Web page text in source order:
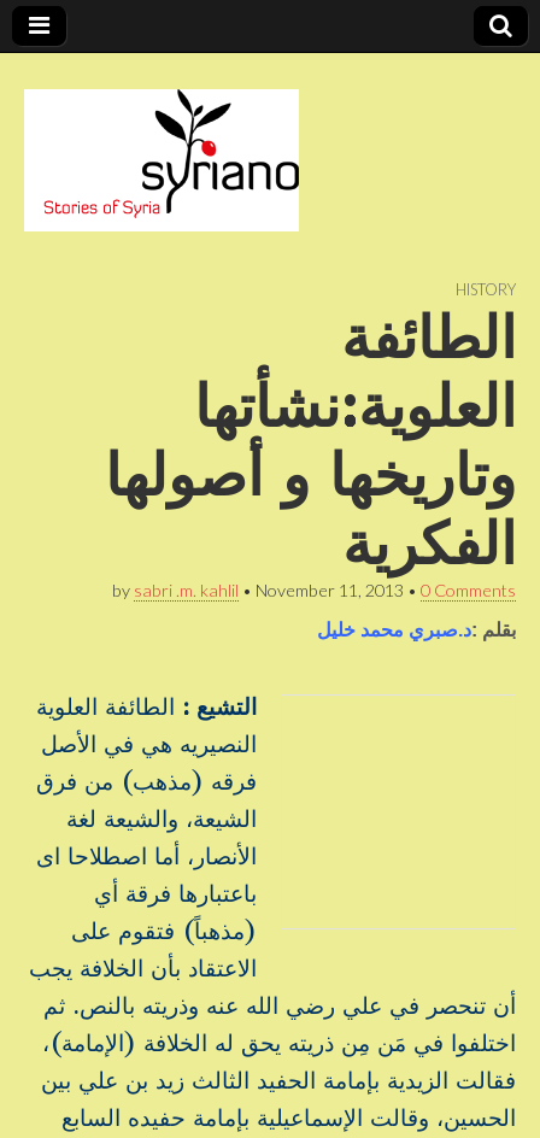
HISTORY
الطائفة
العلوية:نشأتها
وتاريخها و أصولها
الفكرية
by sabri .m. kahlil • November 11, 2013 • 0 Comments
بقلم :د.صبري محمد خليل
التشيع : الطائفة العلوية
النصيريه هي في الأصل
فرقه (مذهب) من فرق
الشيعة، والشيعة لغة
الأنصار، أما اصطلاحا اى
باعتبارها فرقة أي
(مذهباً) فتقوم على
الاعتقاد بأن الخلافة يجب
أن تنحصر في علي رضي الله عنه وذريته بالنص. ثم
اختلفوا في مَن مِن ذريته يحق له الخلافة (الإمامة)،
فقالت الزيدية بإمامة الحفيد الثالث زيد بن علي بين
الحسين، وقالت الإسماعيلية بإمامة حفيده السابع